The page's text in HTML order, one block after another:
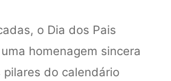
o Dia dos Pais
homenagem sincera
do calendário